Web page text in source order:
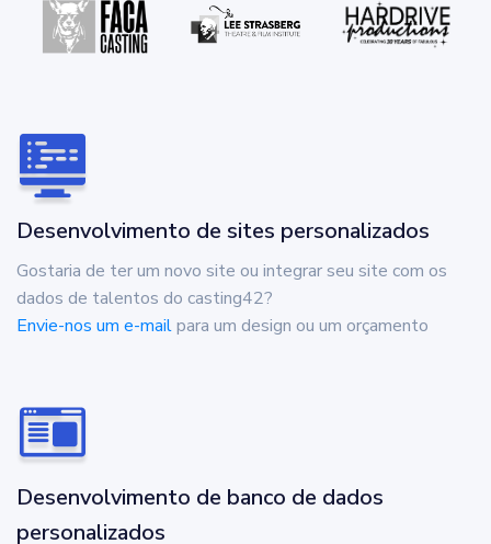
Desenvolvimento de sites personalizados
Gostaria de ter um novo site ou integrar seu site com os
dados de talentos do casting42?
Envie-nos um e-mailpara um design ou um orçamento
Desenvolvimento de banco de dados
personalizados